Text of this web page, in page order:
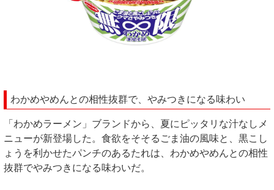
わかめやめんとの相性抜群で、やみつきになる味わい
「わかめラーメン」ブランドから、夏にピッタリな汁なしメ
ニューが新登場した。食欲をそそるごま油の風味と、黒こし
ょうを利かせたパンチのあるたれは、わかめやめんとの相性
抜群でやみつきになる味わいだ。